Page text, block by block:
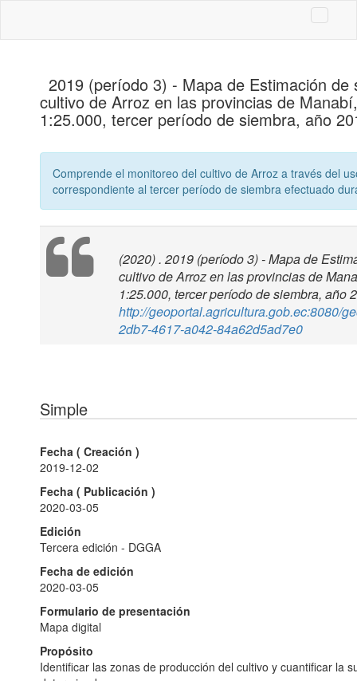
2019 (período 3) - Mapa de Estimación de
cultivo de Arroz en las provincias de
1:25.000, tercer período de siembra, año
Comprende el monitoreo del cultivo de Arroz a través del
correspondiente al tercer período de siembra efectuado
(2020) . 2019 (período 3) - Mapa de
cultivo de Arroz en las provincias de
1:25.000, tercer período de siembra, año
http://geoportal.agricultura.gob.ec:8080/
2db7-4617-a042-84a62d5ad7e0
Simple
Fecha ( Creación )
2019-12-02
Fecha ( Publicación )
2020-03-05
Edición
Tercera edición - DGGA
Fecha de edición
2020-03-05
Formulario de presentación
Mapa digital
Propósito
Identificar las zonas de producción del cultivo y cuantificar la